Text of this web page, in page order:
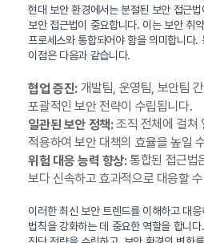
현대 보안 환경에서는 분절된 보안 접근
보안 접근법이 중요합니다. 이는 보안 취
프로세스와 통합되어야 함을 의미합니다.
이점은 다음과 같습니다.
협업 증진:개발팀, 운영팀, 보안팀
포괄적인 보안 전략이 수립됩니다.
일관된 보안 정책:조직 전체에 걸쳐
적용하여 보안 대책의 효율을 높일
위험 대응 능력 향상:통합된 접근법
보다 신속하고 효과적으로 대응할
이러한 최신 보안 트렌드를 이해하고 대
법칙을 강화하는 데 중요한 역할을 합니